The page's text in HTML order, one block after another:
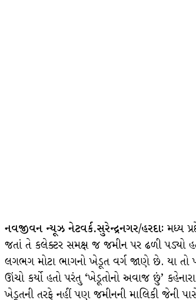
નવજીવન ન્યૂઝ નેટવર્ક.સુરેન્દ્રનગર/હરદાઃ મધ્ય
જતાં તે કલેક્ટર સમક્ષ જ જમીન પર ઢળી પડ્યો
લગભગ મોટા ભાગનો ખેડૂત વર્ગ જાણે છે. યા તો
ઊંચો કર્યો હતો પરંતુ ‘ખેડૂતોનો અવાજ છું’
ખેડૂતની તરફે નહીં પણ જમીનની માલિકી જેની